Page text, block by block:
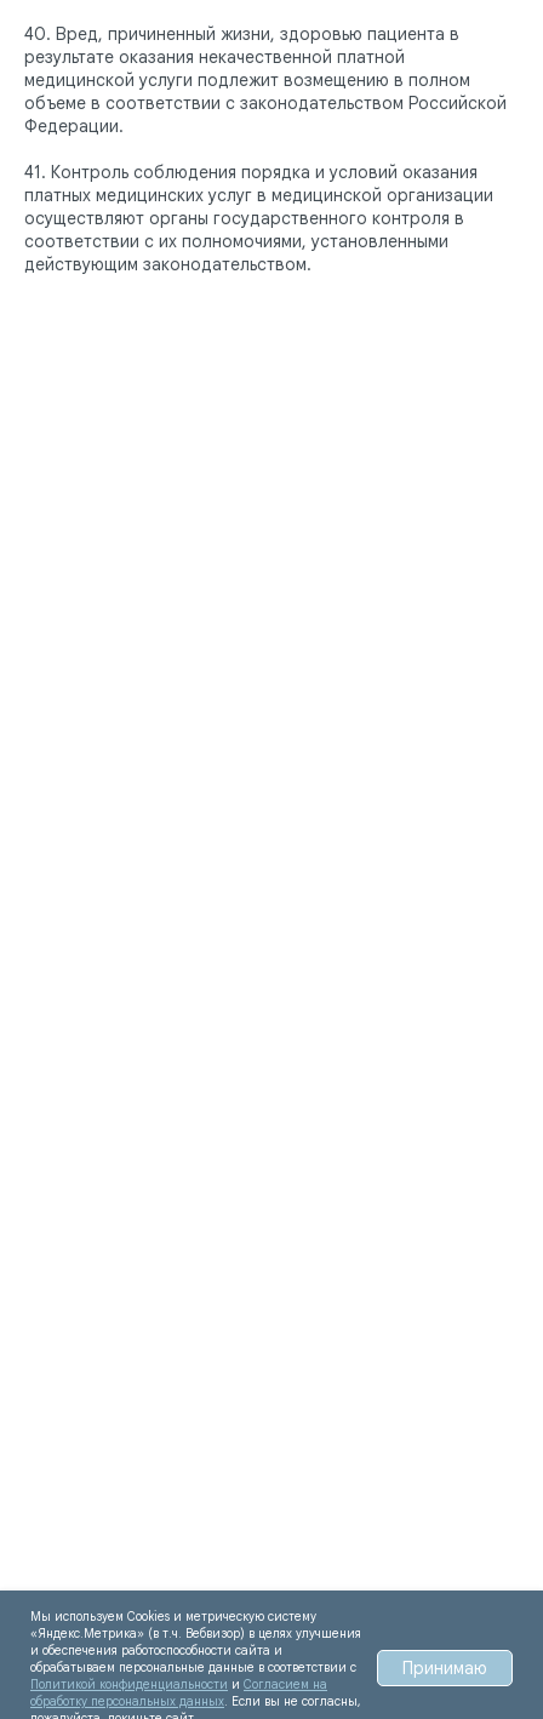
40. Вред, причиненный жизни, здоровью пациента в
результате оказания некачественной платной
медицинской услуги подлежит возмещению в полном
объеме в соответствии с законодательством Российской
Федерации.
41. Контроль соблюдения порядка и условий оказания
платных медицинских услуг в медицинской организации
осуществляют органы государственного контроля в
соответствии с их полномочиями, установленными
действующим законодательством.
Мы используем Cookies и метрическую систему
«Яндекс.Метрика» (в т.ч. Вебвизор) в целях улучшения
и обеспечения работоспособности сайта и
обрабатываем персональные данные в соответствии с
Политикой конфиденциальности и Согласием на
обработку персональных данных. Если вы не согласны,
Принимаю